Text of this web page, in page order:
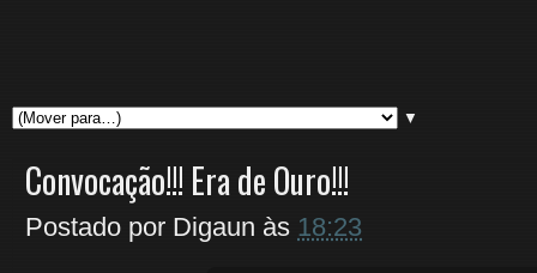
▼
Convocação!!! Era de Ouro!!!
Postado por Digaun às 18:23